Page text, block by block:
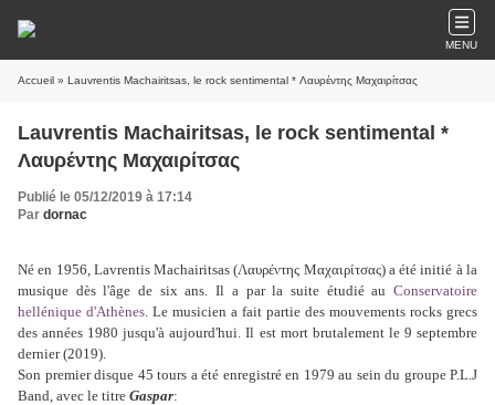
MENU
Accueil » Lauvrentis Machairitsas, le rock sentimental * Λαυρέντης Μαχαιρίτσας
Lauvrentis Machairitsas, le rock sentimental *
Λαυρέντης Μαχαιρίτσας
Publié le 05/12/2019 à 17:14
Par dornac
Né en 1956, Lavrentis Machairitsas (Λαυρέντης Μαχαιρίτσας) a été initié à la
musique dès l'âge de six ans. Il a par la suite étudié au Conservatoire
hellénique d'Athènes. Le musicien a fait partie des mouvements rocks grecs
des années 1980 jusqu'à aujourd'hui. Il est mort brutalement le 9 septembre
dernier (2019).
Son premier disque 45 tours a été enregistré en 1979 au sein du groupe P.L.J
Band, avec le titre Gaspar: